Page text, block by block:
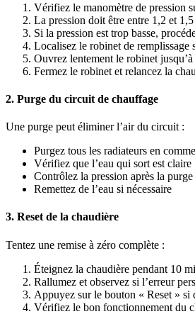
Vérifiez le manomètre de pression
La pression doit être entre 1,2 et
Si la pression est trop basse,
Localisez le robinet de remplissage
Ouvrez lentement le robinet
Fermez le robinet et relancez la
2. Purge du circuit de chauffage
Une purge peut éliminer l’air du circuit :
Purgez tous les radiateurs en
Vérifiez que l’eau qui sort est claire
Contrôlez la pression après la purge
Remettez de l’eau si nécessaire
3. Reset de la chaudière
Tentez une remise à zéro complète :
Éteignez la chaudière pendant 10
Rallumez et observez si l’erreur
Appuyez sur le bouton « Reset » si
Vérifiez le bon fonctionnement du